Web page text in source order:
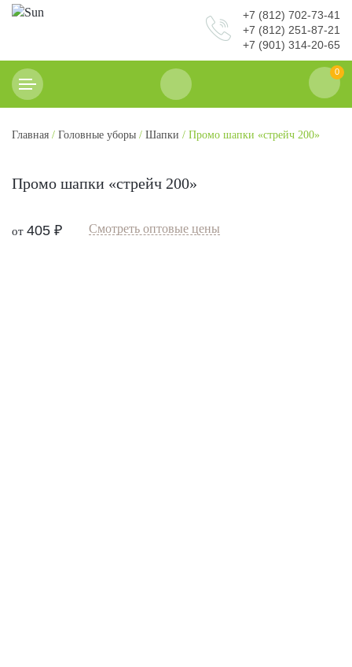
+7 (812) 702-73-41
+7 (812) 251-87-21
+7 (901) 314-20-65
0
Главная / Головные уборы / Шапки / Промо шапки «стрейч 200»
Промо шапки «стрейч 200»
от 405 ₽ Смотреть оптовые цены